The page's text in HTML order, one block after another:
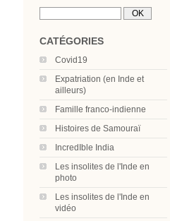
CATÉGORIES
Covid19
Expatriation (en Inde et
ailleurs)
Famille franco-indienne
Histoires de Samouraï
IncredIble India
Les insolites de l'Inde en
photo
Les insolites de l'Inde en
vidéo